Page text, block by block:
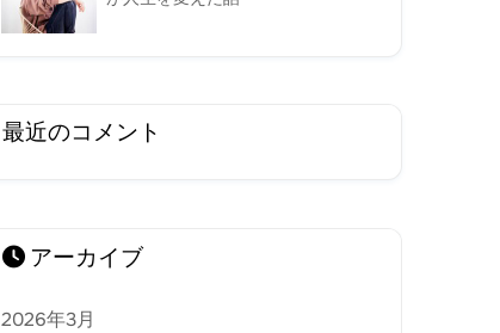
最近のコメント
アーカイブ
2026年3月